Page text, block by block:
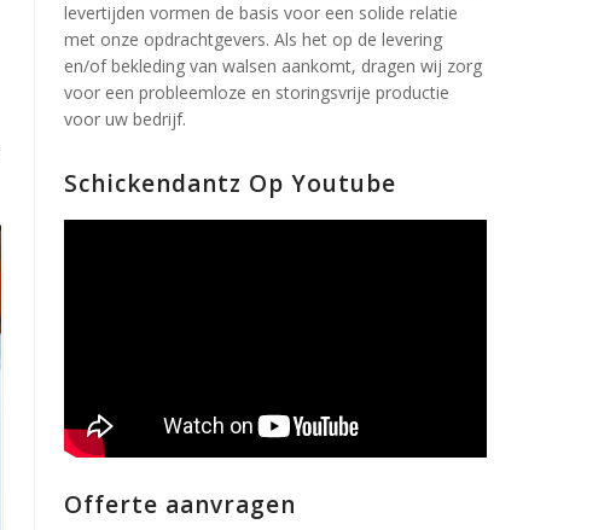
levertijden vormen de basis voor een solide relatie
met onze opdrachtgevers. Als het op de levering
en/of bekleding van walsen aankomt, dragen wij zorg
voor een probleemloze en storingsvrije productie
voor uw bedrijf.
Schickendantz Op Youtube
Offerte aanvragen